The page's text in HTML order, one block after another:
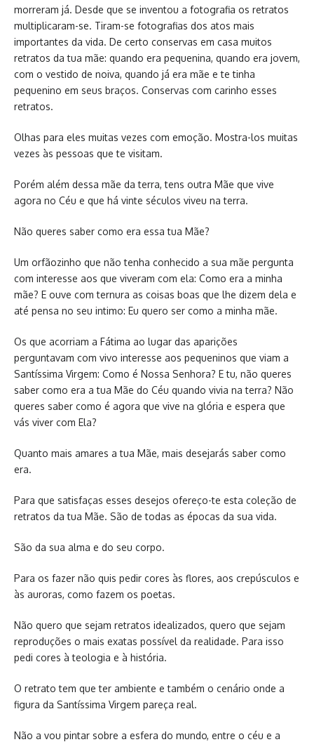
morreram já. Desde que se inventou a fotografia os retratos
multiplicaram-se. Tiram-se fotografias dos atos mais
importantes da vida. De certo conservas em casa muitos
retratos da tua mãe: quando era pequenina, quando era jovem,
com o vestido de noiva, quando já era mãe e te tinha
pequenino em seus braços. Conservas com carinho esses
retratos.
Olhas para eles muitas vezes com emoção. Mostra-los muitas
vezes às pessoas que te visitam.
Porém além dessa mãe da terra, tens outra Mãe que vive
agora no Céu e que há vinte séculos viveu na terra.
Não queres saber como era essa tua Mãe?
Um orfãozinho que não tenha conhecido a sua mãe pergunta
com interesse aos que viveram com ela: Como era a minha
mãe? E ouve com ternura as coisas boas que lhe dizem dela e
até pensa no seu intimo: Eu quero ser como a minha mãe.
Os que acorriam a Fátima ao lugar das aparições
perguntavam com vivo interesse aos pequeninos que viam a
Santíssima Virgem: Como é Nossa Senhora? E tu, não queres
saber como era a tua Mãe do Céu quando vivia na terra? Não
queres saber como é agora que vive na glória e espera que
vás viver com Ela?
Quanto mais amares a tua Mãe, mais desejarás saber como
era.
Para que satisfaças esses desejos ofereço-te esta coleção de
retratos da tua Mãe. São de todas as épocas da sua vida.
São da sua alma e do seu corpo.
Para os fazer não quis pedir cores às flores, aos crepúsculos e
às auroras, como fazem os poetas.
Não quero que sejam retratos idealizados, quero que sejam
reproduções o mais exatas possível da realidade. Para isso
pedi cores à teologia e à história.
O retrato tem que ter ambiente e também o cenário onde a
figura da Santíssima Virgem pareça real.
Não a vou pintar sobre a esfera do mundo, entre o céu e a